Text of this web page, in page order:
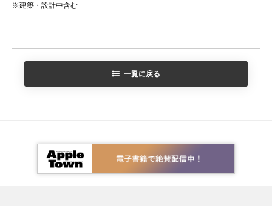
※建築・設計中含む
一覧に戻る